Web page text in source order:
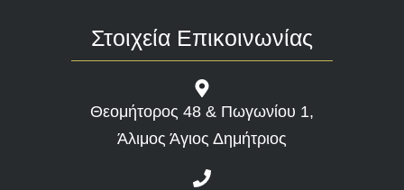
Στοιχεία Επικοινωνίας
Θεομήτορος 48 & Πωγωνίου 1,
Άλιμος Άγιος Δημήτριος